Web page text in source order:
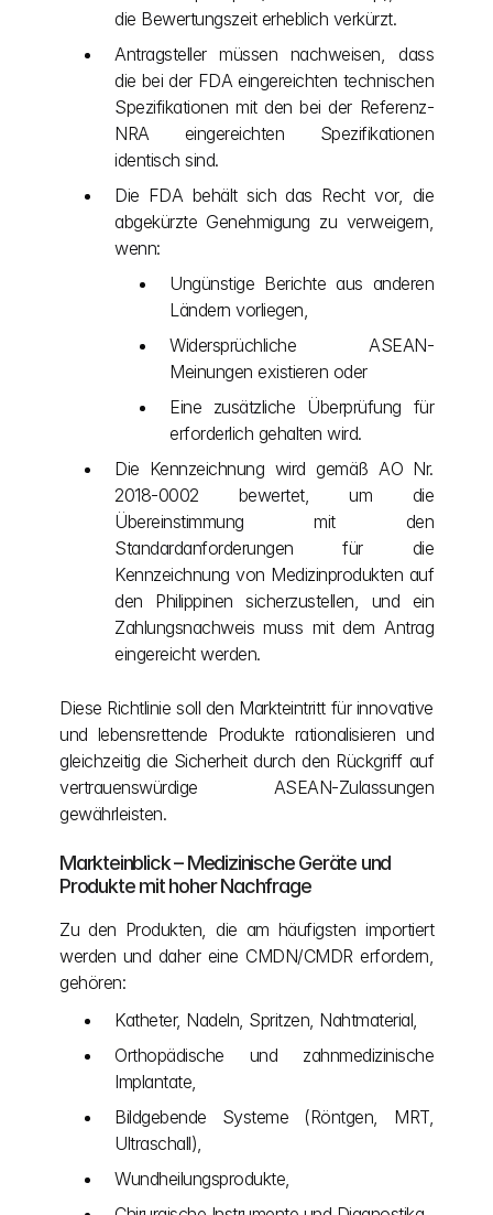
die Bewertungszeit erheblich verkürzt.
Antragsteller müssen nachweisen, dass
die bei der FDA eingereichten technischen
Spezifikationen mit den bei der Referenz-
NRA eingereichten Spezifikationen
identisch sind.
Die FDA behält sich das Recht vor, die
abgekürzte Genehmigung zu verweigern,
wenn:
Ungünstige Berichte aus anderen
Ländern vorliegen,
Widersprüchliche ASEAN-
Meinungen existieren oder
Eine zusätzliche Überprüfung für
erforderlich gehalten wird.
Die Kennzeichnung wird gemäß AO Nr.
2018-0002 bewertet, um die
Übereinstimmung mit den
Standardanforderungen für die
Kennzeichnung von Medizinprodukten auf
den Philippinen sicherzustellen, und ein
Zahlungsnachweis muss mit dem Antrag
eingereicht werden.
Diese Richtlinie soll den Markteintritt für innovative
und lebensrettende Produkte rationalisieren und
gleichzeitig die Sicherheit durch den Rückgriff auf
vertrauenswürdige ASEAN-Zulassungen
gewährleisten.
Markteinblick – Medizinische Geräte und
Produkte mit hoher Nachfrage
Zu den Produkten, die am häufigsten importiert
werden und daher eine CMDN/CMDR erfordern,
gehören:
Katheter, Nadeln, Spritzen, Nahtmaterial,
Orthopädische und zahnmedizinische
Implantate,
Bildgebende Systeme (Röntgen, MRT,
Ultraschall),
Wundheilungsprodukte,